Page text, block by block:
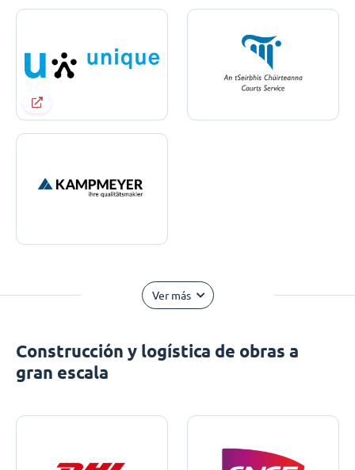
Ver más
Construcción y logística de obras a
gran escala